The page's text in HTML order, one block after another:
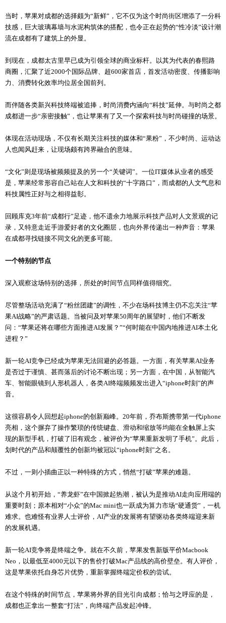
当时，苹果对成都的选择颇为“新鲜”，它不仅为这个时尚街区增添了一分科
技感，巨大玻璃幕墙与水泥构筑体的搭配，也令正在起势的“性冷淡”设计潮
流在成都有了建筑上的外显。
到现在，成都太古里早已成为引领全球的商业标杆。以其为代表的春熙路
商圈，汇聚了近2000个国际品牌、超600家首店，首发活动密度、传播影响
力、消费转化效率均位居全国前列。
而伴随各类新兴科技终端被追捧，时尚消费内涵向“科技”延伸。与时尚之都
成都进一步“亲密接触”，也让苹果有了又一个探索科技与时尚碰撞的场景。
体现在活动现场，不仅有长期关注科技的媒体和“果粉”，不少时尚、运动达
人也闻风赶来，让现场颇有跨界融合的意味。
“文化”则是现场被频频提及的另一个“关键词”。一位IT媒体从业者的感受
是，苹果经常形容自己站在人文和科技的“十字路口”，而成都的人文气息和
科技属性正好与之相得益彰。
回顾库克3年前“成都行”足迹，他不遗余力地展示科技产品对人文景观的记
录，又特意走近手游爱好者的文化圈层，也向外界传递出一种声音：苹果
在成都寻找链接不同文化的更多可能。
一个特别的节点
深入观察这场特别的选择，所处的时间节点同样值得细究。
尽管整场活动充满了“粉丝团建”的调性，不少在场科技博主仍不忘关注“苹
果AI战略”的严肃话题。当被问及对苹果50周年的展望时，他们不断发
问：“苹果还将在哪些方面推进AI发展？”“何时能在中国内地推进AI本土化
进程？”
新一轮AI竞争已经成为苹果无法回避的必答题。一方面，有关苹果AI业务
是否过于谨慎、甚而落后的讨论不断出现；另一方面，在中国，从智能汽
车、智能眼镜到人形机器人，各类AI终端频频发出进入“iphone时刻”的声
音。
这很容易令人回想起iphone的创新巅峰。20年前，乔布斯携带第一代iphone
亮相，这个摒弃了操作繁琐的传统键盘、滑动和缩放等均能在全触屏上实
现的新型手机，打破了旧有观念，被评价为“苹果重新发明了手机”。此后，
划时代的产品和颠覆性的创新均被冠以“iphone时刻”之名。
不过，一则小插曲正以一种特殊的方式，悄然“打破”苹果的难题。
从这个月初开始，“养龙虾”在中国掀起热潮，被认为是推动AI走向应用端的
重要时刻；原本相对“小众”的Mac mini也一跃成为算力市场“硬通货”，一机
难求。也难怪有业界人士评价，AI产业的发展将有望驱动各类终端迎来新
的发展机遇。
新一轮AI竞争将是终端之争。就在不久前，苹果发售新版平价Macbook
Neo，以最低至4000元以下的售价打破Mac产品线的高价壁垒。有人评价，
这是苹果依托自身芯片优势，重新掌握终端定价权的尝试。
在这个特殊的时间节点，苹果将外界的目光引向成都；恰与之呼应的是，
成都也正拿出一整套“打法”，向终端产品发起冲锋。